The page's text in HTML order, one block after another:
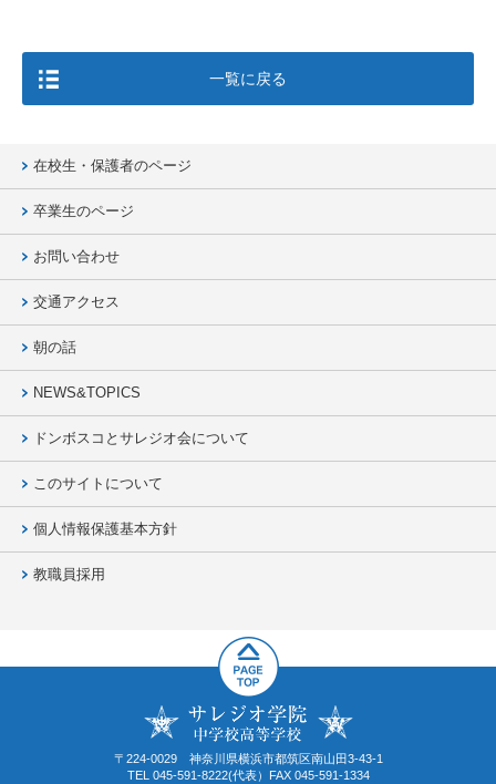
一覧に戻る
在校生・保護者のページ
卒業生のページ
お問い合わせ
交通アクセス
朝の話
NEWS&TOPICS
ドンボスコとサレジオ会について
このサイトについて
個人情報保護基本方針
教職員採用
〒224-0029 神奈川県横浜市都筑区南山田3-43-1
TEL 045-591-8222(代表）FAX 045-591-1334